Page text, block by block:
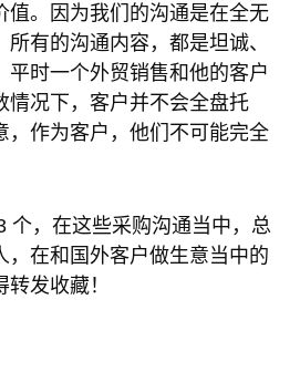
值。因为我们的沟通是在全无
有的沟通内容，都是坦诚、
平时一个外贸销售和他的客户
情况下，客户并不会全盘托
，作为客户，他们不可能完全
个，在这些采购沟通当中，总
，在和国外客户做生意当中的
发收藏！